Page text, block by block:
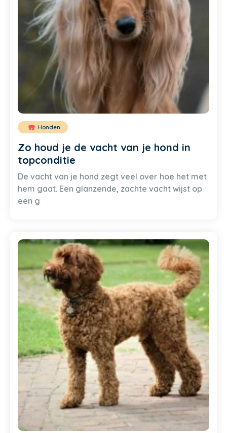
Honden
Zo houd je de vacht van je hond in
topconditie
De vacht van je hond zegt veel over hoe het met
hem gaat. Een glanzende, zachte vacht wijst op
een g